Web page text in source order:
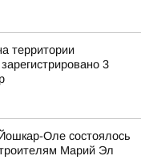
территории
3
Оле состоялось
Марий Эл